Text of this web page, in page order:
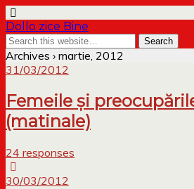
Dollo zice Bine
Archives › martie, 2012
31/03/2012
Femeile și
(matinale)
24 responses
30/03/2012